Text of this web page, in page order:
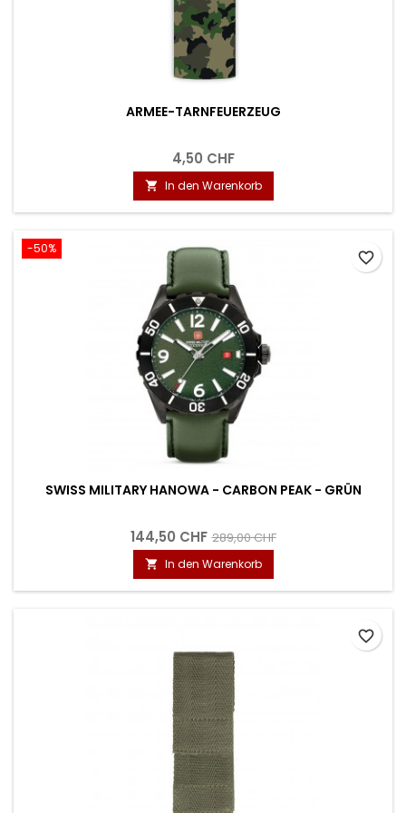
ARMEE-TARNFEUERZEUG
4,50 CHF
 In den Warenkorb
-50%
SWISS MILITARY HANOWA - CARBON PEAK - GRÜN
144,50 CHF 289,00 CHF
 In den Warenkorb
favorite_border
favorite_border